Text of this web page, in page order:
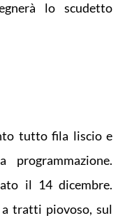
lo scudetto
tutto fila liscio e
il 14 dicembre.
tratti piovoso, sul